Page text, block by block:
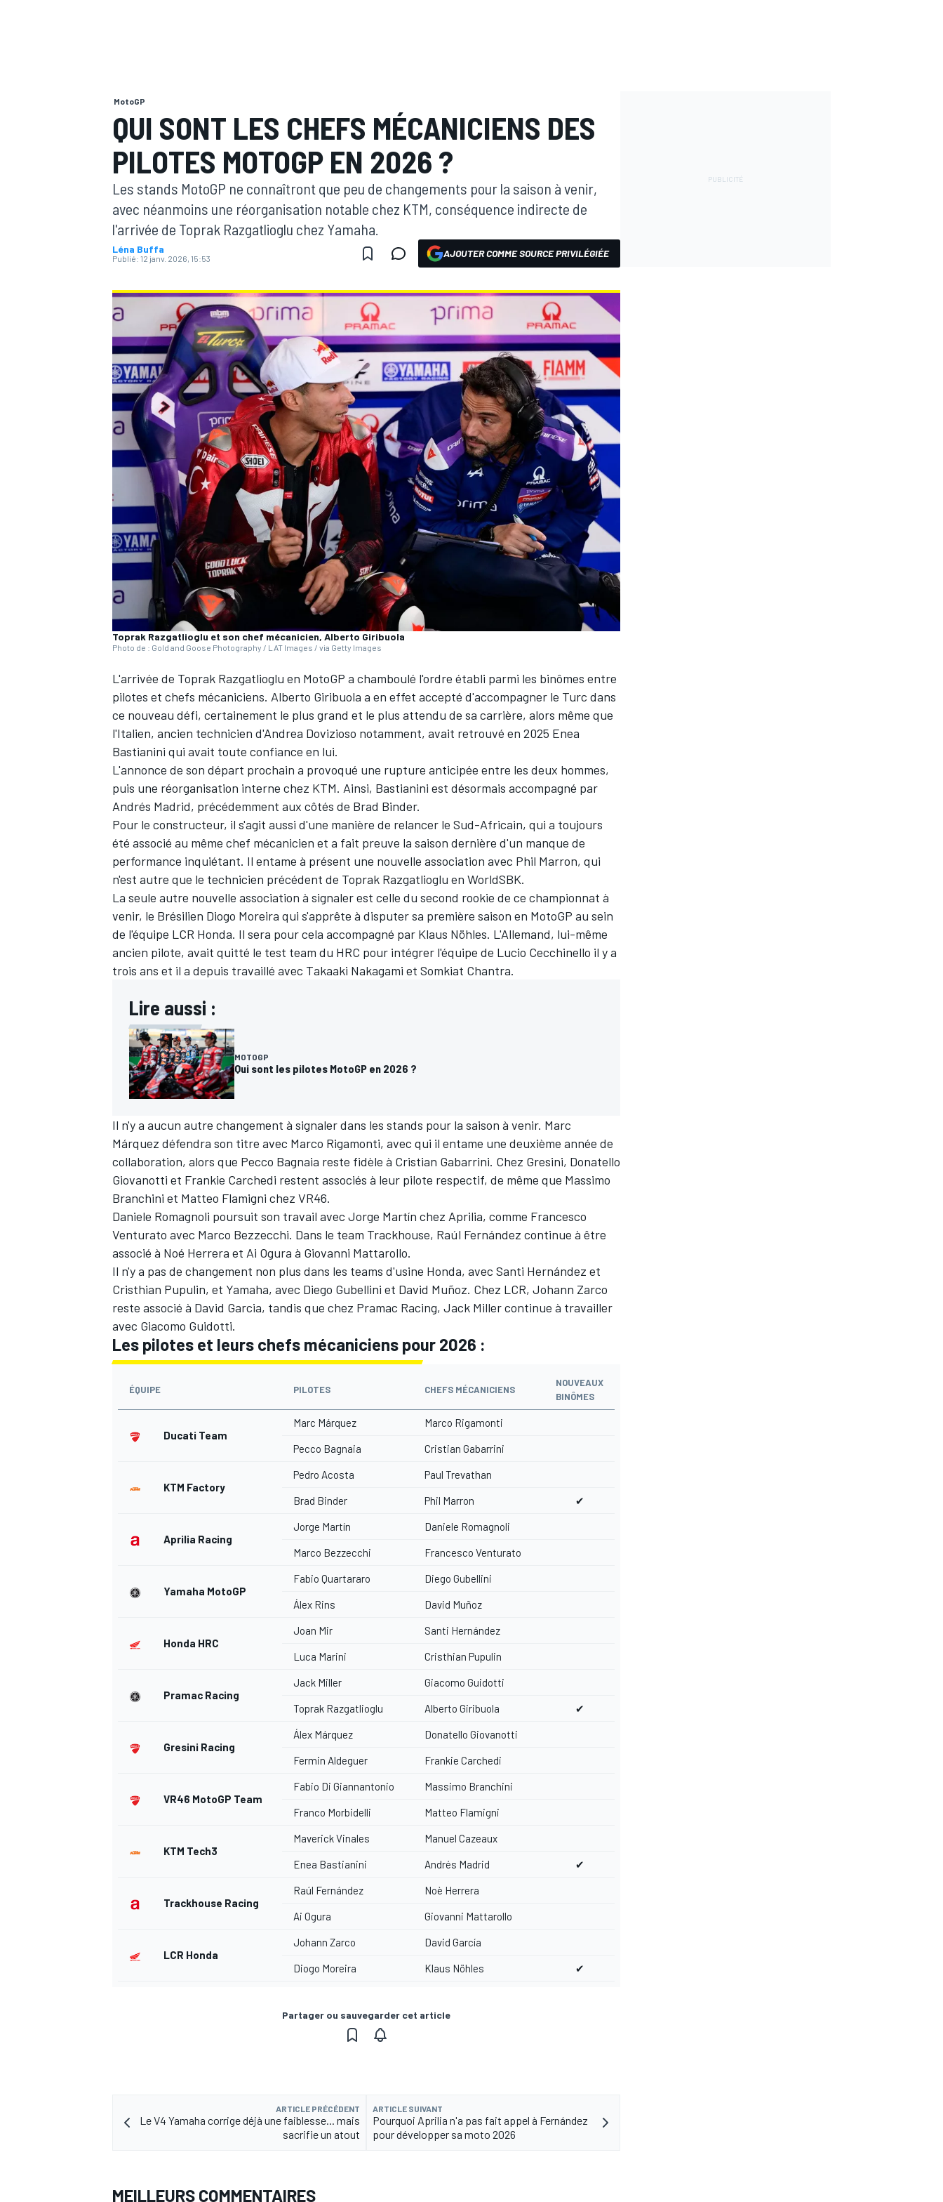
MOTOGP
WRC
WEC
AUTRES CHAMPIONNATS
MotoGP
QUI SONT LES CHEFS MÉCANICIENS DES
PILOTES MOTOGP EN 2026 ?
Les stands MotoGP ne connaîtront que peu de changements pour la saison à venir,
avec néanmoins une réorganisation notable chez KTM, conséquence indirecte de
l'arrivée de Toprak Razgatlioglu chez Yamaha.
Léna Buffa
Publié: 12 janv. 2026, 15:53 AJOUTER COMME SOURCE PRIVILÉGIÉE
Toprak Razgatlioglu et son chef mécanicien, Alberto Giribuola
Photo de : Gold and Goose Photography / LAT Images / via Getty Images
L'arrivée de Toprak Razgatlioglu en MotoGP a chamboulé l'ordre établi parmi les binômes entre
pilotes et chefs mécaniciens. Alberto Giribuola a en effet accepté d'accompagner le Turc dans
ce nouveau défi, certainement le plus grand et le plus attendu de sa carrière, alors même que
l'Italien, ancien technicien d'Andrea Dovizioso notamment, avait retrouvé en 2025 Enea
Bastianini qui avait toute confiance en lui.
L'annonce de son départ prochain a provoqué une rupture anticipée entre les deux hommes,
puis une réorganisation interne chez KTM. Ainsi, Bastianini est désormais accompagné par
Andrés Madrid, précédemment aux côtés de Brad Binder.
Pour le constructeur, il s'agit aussi d'une manière de relancer le Sud-Africain, qui a toujours
été associé au même chef mécanicien et a fait preuve la saison dernière d'un manque de
performance inquiétant. Il entame à présent une nouvelle association avec Phil Marron, qui
n'est autre que le technicien précédent de Toprak Razgatlioglu en WorldSBK.
La seule autre nouvelle association à signaler est celle du second rookie de ce championnat à
venir, le Brésilien Diogo Moreira qui s'apprête à disputer sa première saison en MotoGP au sein
de l'équipe LCR Honda. Il sera pour cela accompagné par Klaus Nöhles. L'Allemand, lui-même
ancien pilote, avait quitté le test team du HRC pour intégrer l'équipe de Lucio Cecchinello il y a
trois ans et il a depuis travaillé avec Takaaki Nakagami et Somkiat Chantra.
Lire aussi :
MOTOGP
Qui sont les pilotes MotoGP en 2026 ?
Il n'y a aucun autre changement à signaler dans les stands pour la saison à venir. Marc
Márquez défendra son titre avec Marco Rigamonti, avec qui il entame une deuxième année de
collaboration, alors que Pecco Bagnaia reste fidèle à Cristian Gabarrini. Chez Gresini, Donatello
Giovanotti et Frankie Carchedi restent associés à leur pilote respectif, de même que Massimo
Branchini et Matteo Flamigni chez VR46.
Daniele Romagnoli poursuit son travail avec Jorge Martín chez Aprilia, comme Francesco
Venturato avec Marco Bezzecchi. Dans le team Trackhouse, Raúl Fernández continue à être
associé à Noé Herrera et Ai Ogura à Giovanni Mattarollo.
Il n'y a pas de changement non plus dans les teams d'usine Honda, avec Santi Hernández et
Cristhian Pupulin, et Yamaha, avec Diego Gubellini et David Muñoz. Chez LCR, Johann Zarco
reste associé à David Garcia, tandis que chez Pramac Racing, Jack Miller continue à travailler
avec Giacomo Guidotti.
Les pilotes et leurs chefs mécaniciens pour 2026 :
ÉQUIPE PILOTES CHEFS MÉCANICIENS
NOUVEAUX
BINÔMES
Ducati Team
Marc Márquez Marco Rigamonti
Pecco Bagnaia Cristian Gabarrini
KTM Factory
Pedro Acosta Paul Trevathan
Brad Binder Phil Marron ✔
Aprilia Racing
Jorge Martín Daniele Romagnoli
Marco Bezzecchi Francesco Venturato
Yamaha MotoGP
Fabio Quartararo Diego Gubellini
Álex Rins David Muñoz
Honda HRC
Joan Mir Santi Hernández
Luca Marini Cristhian Pupulin
Pramac Racing
Jack Miller Giacomo Guidotti
Toprak Razgatlioglu Alberto Giribuola ✔
Gresini Racing
Álex Márquez Donatello Giovanotti
Fermin Aldeguer Frankie Carchedi
VR46 MotoGP Team
Fabio Di Giannantonio Massimo Branchini
Franco Morbidelli Matteo Flamigni
KTM Tech3
Maverick Vinales Manuel Cazeaux
Enea Bastianini Andrés Madrid ✔
Trackhouse Racing
Raúl Fernández Noè Herrera
Ai Ogura Giovanni Mattarollo
LCR Honda
Johann Zarco David García
Diogo Moreira Klaus Nöhles ✔
Partager ou sauvegarder cet article
ARTICLE PRÉCÉDENT
Le V4 Yamaha corrige déjà une faiblesse... mais
sacrifie un atout
ARTICLE SUIVANT
Pourquoi Aprilia n'a pas fait appel à Fernández
pour développer sa moto 2026
MEILLEURS COMMENTAIRES